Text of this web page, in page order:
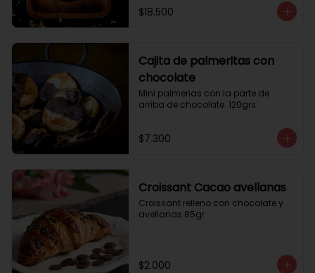
$18.500
Cajita de palmeritas con
chocolate
Mini palmerias con la parte de
arriba de chocolate. 120grs
$7.300
Croissant Cacao avellanas
Croissant relleno con chocolate y
avellanas 85gr
$2.000